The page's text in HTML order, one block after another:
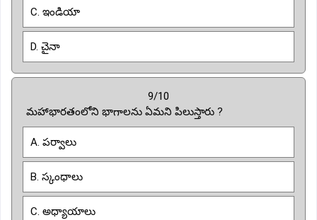
C. ఇండియా
D. చైనా
9/10
మహాభారతంలోని భాగాలను ఏమని పిలుస్తారు ?
A. పర్వాలు
B. స్కంధాలు
C. అధ్యాయాలు